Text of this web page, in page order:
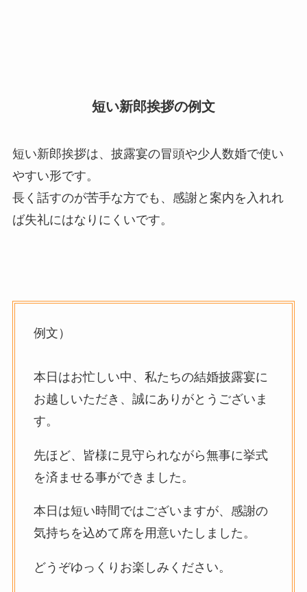
短い新郎挨拶の例文
短い新郎挨拶は、披露宴の冒頭や少人数婚で使い
やすい形です。
長く話すのが苦手な方でも、感謝と案内を入れれ
ば失礼にはなりにくいです。
例文）
本日はお忙しい中、私たちの結婚披露宴に
お越しいただき、誠にありがとうございま
す。
先ほど、皆様に見守られながら無事に挙式
を済ませる事ができました。
本日は短い時間ではございますが、感謝の
気持ちを込めて席を用意いたしました。
どうぞゆっくりお楽しみください。